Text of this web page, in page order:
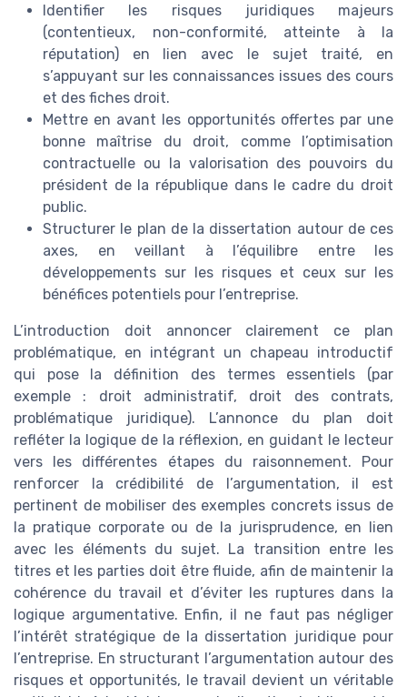
Identifier les risques juridiques majeurs
(contentieux, non-conformité, atteinte à la
réputation) en lien avec le sujet traité, en
s’appuyant sur les connaissances issues des cours
et des fiches droit.
Mettre en avant les opportunités offertes par une
bonne maîtrise du droit, comme l’optimisation
contractuelle ou la valorisation des pouvoirs du
président de la république dans le cadre du droit
public.
Structurer le plan de la dissertation autour de ces
axes, en veillant à l’équilibre entre les
développements sur les risques et ceux sur les
bénéfices potentiels pour l’entreprise.
L’introduction doit annoncer clairement ce plan
problématique, en intégrant un chapeau introductif
qui pose la définition des termes essentiels (par
exemple : droit administratif, droit des contrats,
problématique juridique). L’annonce du plan doit
refléter la logique de la réflexion, en guidant le lecteur
vers les différentes étapes du raisonnement. Pour
renforcer la crédibilité de l’argumentation, il est
pertinent de mobiliser des exemples concrets issus de
la pratique corporate ou de la jurisprudence, en lien
avec les éléments du sujet. La transition entre les
titres et les parties doit être fluide, afin de maintenir la
cohérence du travail et d’éviter les ruptures dans la
logique argumentative. Enfin, il ne faut pas négliger
l’intérêt stratégique de la dissertation juridique pour
l’entreprise. En structurant l’argumentation autour des
risques et opportunités, le travail devient un véritable